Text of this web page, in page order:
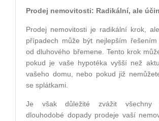
Prodej nemovitosti: Radikální, ale
Prodej nemovitosti je radikální krok,
případech může být nejlepším
od dluhového břemene. Tento krok
pokud je vaše hypotéka vyšší než
vašeho domu, nebo pokud již
se splátkami.
Je však důležité zvážit všechny
dlouhodobé dopady prodeje vaší